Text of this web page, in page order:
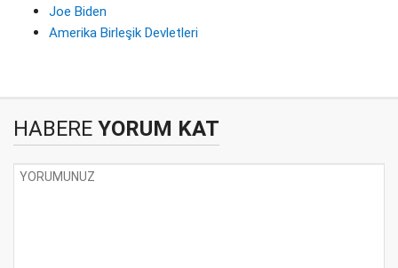
Joe Biden
Amerika Birleşik Devletleri
HABERE YORUM KAT